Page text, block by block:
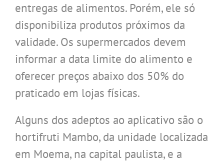
entregas de alimentos. Porém, ele só
disponibiliza produtos próximos da
validade. Os supermercados devem
informar a data limite do alimento e
oferecer preços abaixo dos 50% do
praticado em lojas físicas.
Alguns dos adeptos ao aplicativo são o
hortifruti Mambo, da unidade localizada
em Moema, na capital paulista, e a